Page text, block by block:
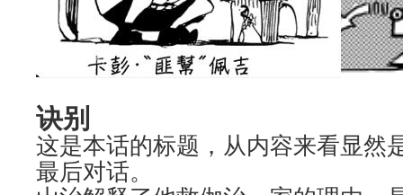
诀别
这是本话的标题，从内容来看显然
最后对话。